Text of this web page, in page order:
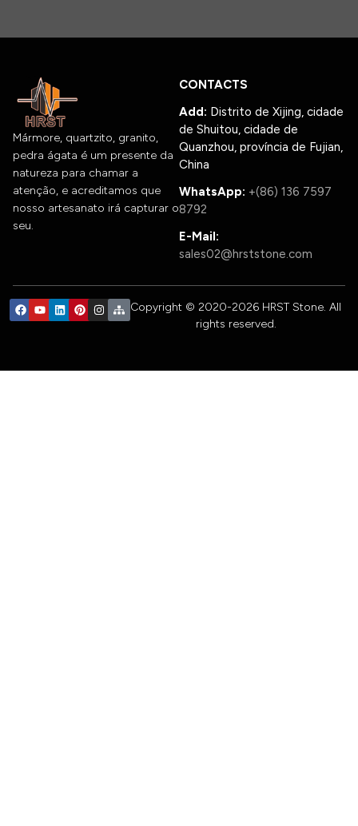
Mármore, quartzito, granito,
pedra ágata é um presente da
natureza para chamar a
atenção, e acreditamos que
nosso artesanato irá capturar o
seu.
CONTACTS
Add: Distrito de Xijing, cidade
de Shuitou, cidade de
Quanzhou, província de Fujian,
China
WhatsApp: +(86) 136 7597
8792
E-Mail:
sales02@hrststone.com
Copyright © 2020-2026 HRST Stone. All
rights reserved.